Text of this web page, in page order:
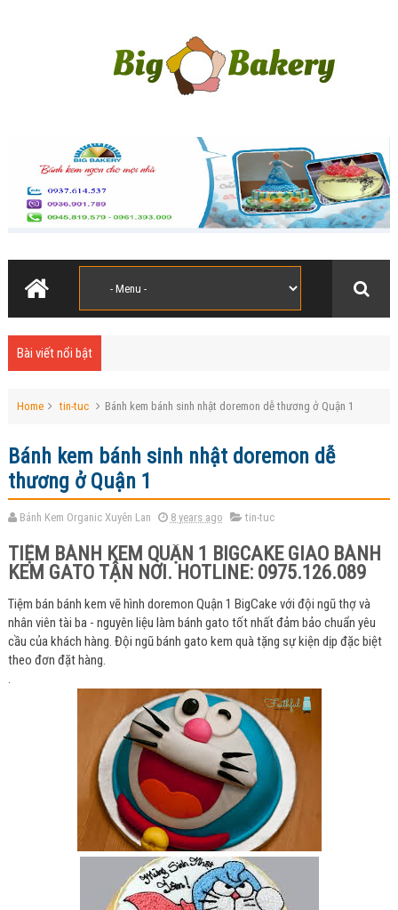
Bài viết nổi bật
Home tin-tuc Bánh kem bánh sinh nhật doremon dễ thương ở Quận 1
Bánh kem bánh sinh nhật doremon dễ
thương ở Quận 1
Bánh Kem Organic Xuyên Lan 8 years ago tin-tuc
TIỆM BÁNH KEM QUẬN 1 BIGCAKE GIAO BÁNH
KEM GATO TẬN NƠI. HOTLINE: 0975.126.089
Tiệm bán bánh kem vẽ hình doremon Quận 1 BigCake với đội ngũ thợ và
nhân viên tài ba - nguyên liệu làm bánh gato tốt nhất đảm bảo chuẩn yêu
cầu của khách hàng. Đội ngũ bánh gato kem quà tặng sự kiện dịp đặc biệt
theo đơn đặt hàng.